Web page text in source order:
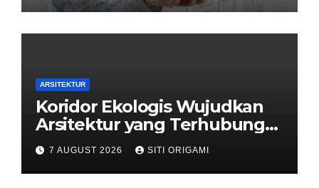
ARSITEKTUR
Koridor Ekologis Wujudkan
Arsitektur yang Terhubung
dengan Alam
7 AUGUST 2026 SITI ORIGAMI